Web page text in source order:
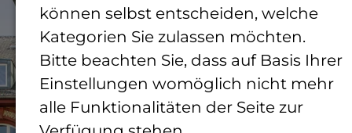
können selbst entscheiden, welche
Kategorien Sie zulassen möchten.
Bitte beachten Sie, dass auf Basis Ihrer
Einstellungen womöglich nicht mehr
alle Funktionalitäten der Seite zur